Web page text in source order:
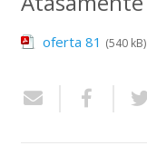
oferta 81 (540 kB)